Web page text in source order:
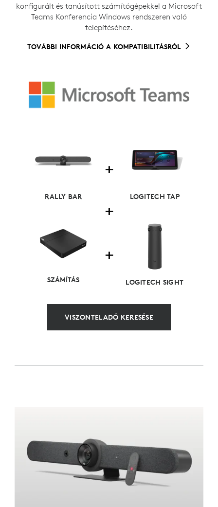
konfigurált és tanúsított számítógépekkel a Microsoft
Teams Konferencia Windows rendszeren való
telepítéséhez.
TOVÁBBI INFORMÁCIÓ A KOMPATIBILITÁSRÓL
RALLY BAR LOGITECH TAP
SZÁMÍTÁS LOGITECH SIGHT
VISZONTELADÓ KERESÉSE